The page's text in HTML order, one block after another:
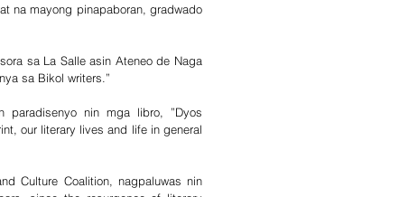
na mayong pinapaboran, gradwado
sa La Salle asin Ateneo de Naga
sa Bikol writers.”
paradisenyo nin mga libro, ”Dyos
our literary lives and life in general
Culture Coalition, nagpaluwas nin